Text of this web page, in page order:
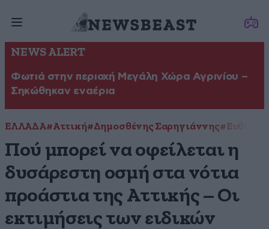
NEWS ALERT
Φωτιά στην περιοχή Μεγάλη Χώρα Αγρινίου –
Σηκώθηκαν εναέρια
ΕΛΛΑΔΑ#Αττική#Δημοσθένης Σαρηγιάννης
Πού μπορεί να οφείλεται η
δυσάρεστη οσμή στα νότια
προάστια της Αττικής – Οι
εκτιμήσεις των ειδικών